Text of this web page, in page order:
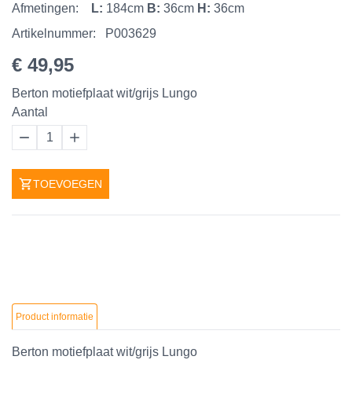
Afmetingen:
L: 184cm B: 36cm H: 36cm
Artikelnummer:
P003629
€ 49,95
Berton motiefplaat wit/grijs Lungo
Aantal
1
TOEVOEGEN
Product informatie
Berton motiefplaat wit/grijs Lungo